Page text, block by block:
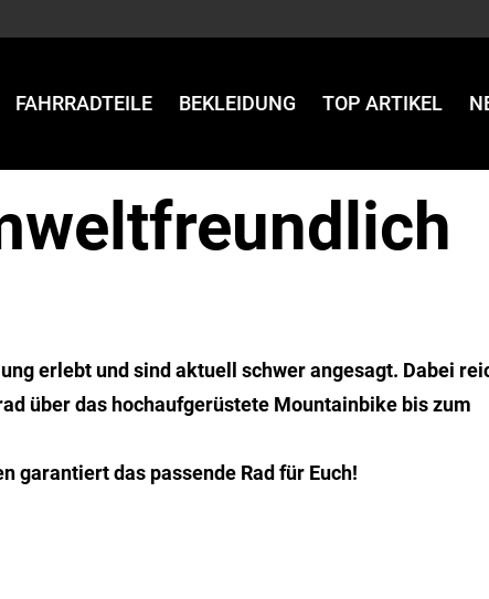
FAHRRADTEILE BEKLEIDUNG TOP ARTIKEL
erlebt und sind aktuell schwer angesagt. Dabei
über das hochaufgerüstete Mountainbike bis zum
garantiert das passende Rad für Euch!